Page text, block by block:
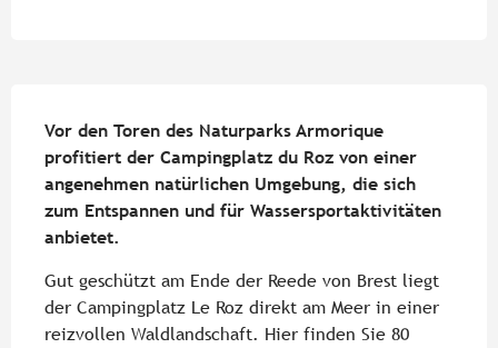
Vor den Toren des Naturparks Armorique
profitiert der Campingplatz du Roz von einer
angenehmen natürlichen Umgebung, die sich
zum Entspannen und für Wassersportaktivitäten
anbietet.
Gut geschützt am Ende der Reede von Brest liegt
der Campingplatz Le Roz direkt am Meer in einer
reizvollen Waldlandschaft. Hier finden Sie 80